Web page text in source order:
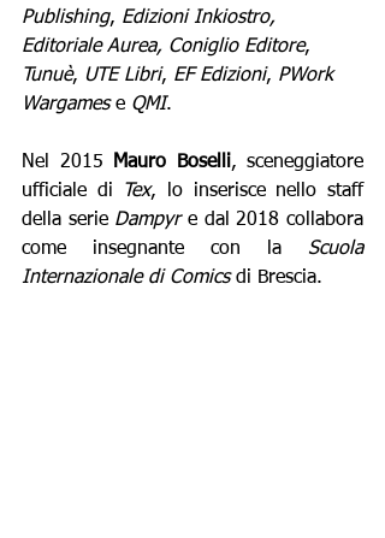
Publishing, Edizioni Inkiostro,
Editoriale Aurea, Coniglio Editore,
Tunuè, UTE Libri, EF Edizioni, PWork
Wargames e QMI.
Nel 2015 Mauro Boselli, sceneggiatore
ufficiale di
Tex, lo inserisce nello staff
della serie Dampyr e dal 2018 collabora
come insegnante con la Scuola
Internazionale di Comics di Brescia.